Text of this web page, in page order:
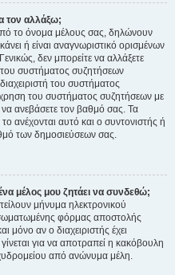
τον αλλάξω;
το όνομα μέλους σας, δηλώνουν
ή είναι αναγνωριστικό ορισμένων
δεν μπορείτε να αλλάξετε
συστήματος συζητήσεων
του συστήματος
του συστήματος συζητήσεων με
ανεβάσετε τον βαθμό σας. Τα
ανέχονται αυτό και ο συντονιστής ή
των δημοσιεύσεων σας.
μέλος μου ζητάει να συνδεθώ;
μήνυμα ηλεκτρονικού
φόρμας αποστολής
μόνο αν ο διαχειριστής έχει
για να αποτραπεί η κακόβουλη
από ανώνυμα μέλη.